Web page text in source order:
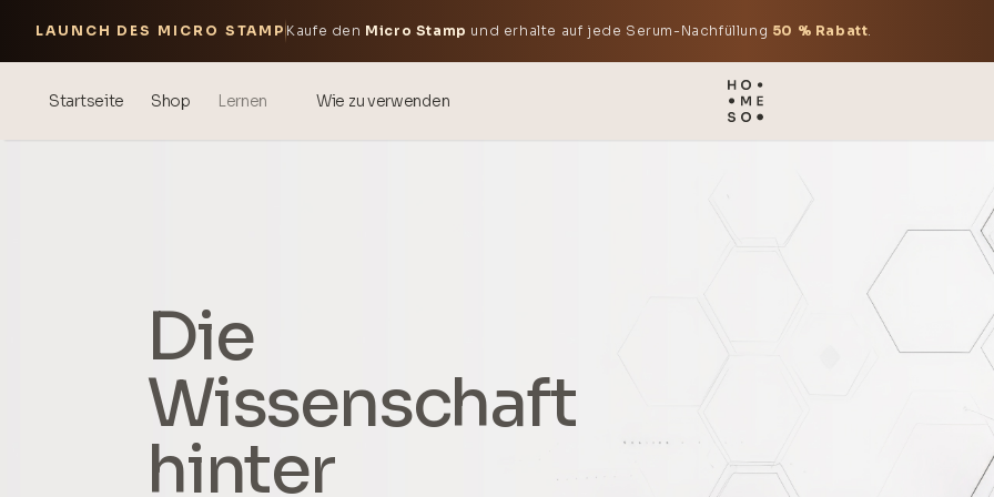
LAUNCH DES MICRO STAMPKaufe den Micro Stamp und erhalte auf jede Serum-Nachfüllung 50 % Rabatt.
Startseite Shop Lernen
& Vorteile
theOnehydrocollagen
Häufig gestellte Fragen
Über uns
Wie zu verwenden
Die
Wissenschaft
hinter